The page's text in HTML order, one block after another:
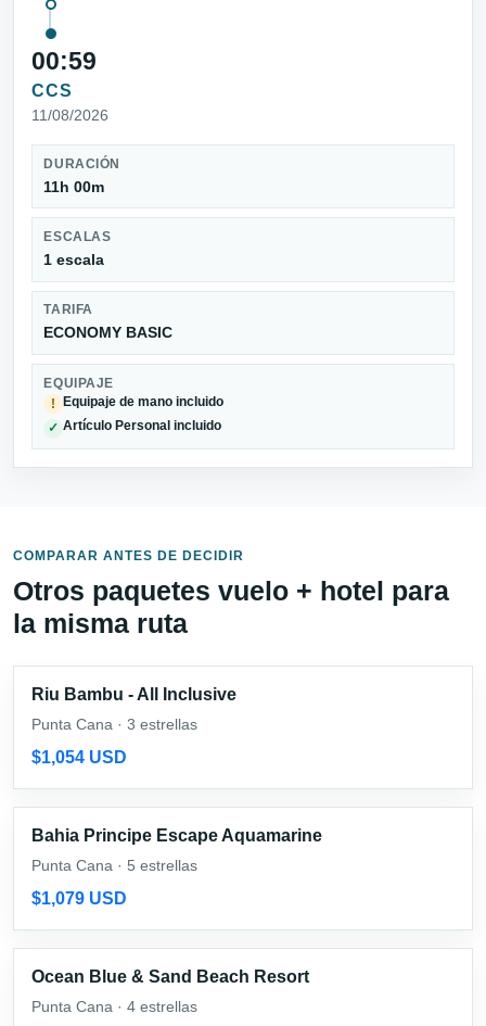
00:59
CCS
11/08/2026
DURACIÓN
11h 00m
ESCALAS
1 escala
TARIFA
ECONOMY BASIC
EQUIPAJE
!
Equipaje de mano incluido
✓ Artículo Personal incluido
COMPARAR ANTES DE DECIDIR
Otros paquetes vuelo + hotel para
la misma ruta
Riu Bambu - All Inclusive
Punta Cana · 3 estrellas
$1,054 USD
Bahia Principe Escape Aquamarine
Punta Cana · 5 estrellas
$1,079 USD
Ocean Blue & Sand Beach Resort
Punta Cana · 4 estrellas